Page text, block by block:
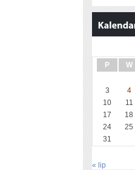
P W
3
4
10
11
17
18
24
25
31
« lip